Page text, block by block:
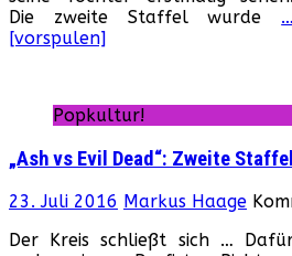
zur
dritten
Die zweite Staffel wurde …
[vorspulen]
Popkultur!
„Ash vs Evil Dead“: Zweite
23. Juli 2016 Markus Haage
Der Kreis schließt sich …